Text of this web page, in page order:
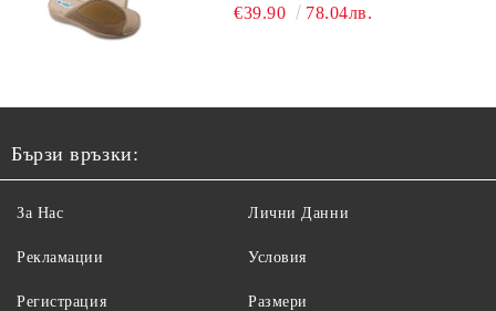
ЧЕХЛИ ЗА МНОГО ОТЕКЪЛ КРАК,
€39.90 78.04лв.
Бързи връзки:
За Нас
Рекламации
Регистрация
Лични Данни
Условия
Размери